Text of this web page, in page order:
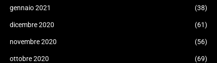
gennaio 2021 (38)
dicembre 2020 (61)
novembre 2020 (56)
ottobre 2020 (69)